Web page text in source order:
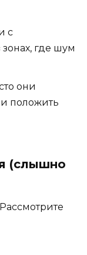
с
где шум
они
положить
(слышно